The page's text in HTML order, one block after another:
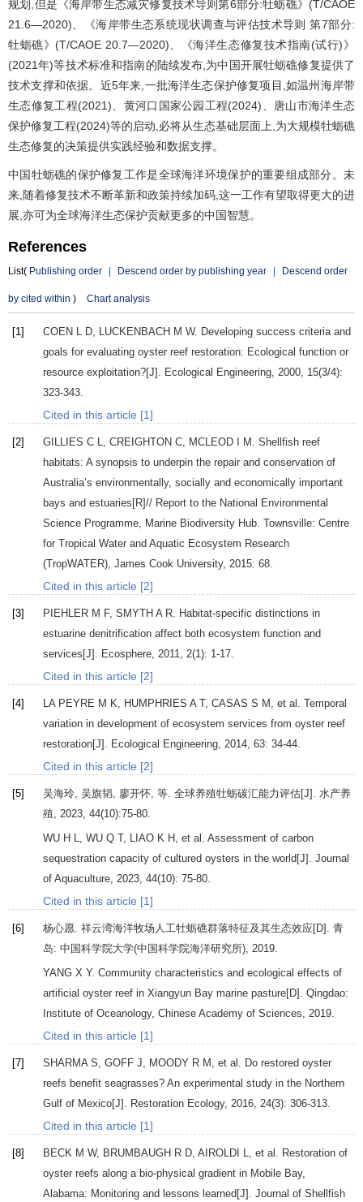
规划,但是《海岸带生态减灾修复技术导则第6部分:牡蛎礁》(T/CAOE
21.6—2020)、《海岸带生态系统现状调查与评估技术导则 第7部分:
牡蛎礁》(T/CAOE 20.7—2020)、《海洋生态修复技术指南(试行)》
(2021年)等技术标准和指南的陆续发布,为中国开展牡蛎礁修复提供了
技术支撑和依据。近5年来,一批海洋生态保护修复项目,如温州海岸带
生态修复工程(2021)、黄河口国家公园工程(2024)、唐山市海洋生态
保护修复工程(2024)等的启动,必将从生态基础层面上,为大规模牡蛎礁
生态修复的决策提供实践经验和数据支撑。
中国牡蛎礁的保护修复工作是全球海洋环境保护的重要组成部分。未
来,随着修复技术不断革新和政策持续加码,这一工作有望取得更大的进
展,亦可为全球海洋生态保护贡献更多的中国智慧。
References
List( Publishing order Descend order by publishing year Descend order
by cited within ) Chart analysis
[1] COEN L D, LUCKENBACH M W. Developing success criteria and
goals for evaluating oyster reef restoration: Ecological function or
resource exploitation?[J]. Ecological Engineering, 2000, 15(3/4):
323-343.
Cited in this article [1]
[2] GILLIES C L, CREIGHTON C, MCLEOD I M . Shellfish reef
habitats: A synopsis to underpin the repair and conservation of
Australia’s environmentally, socially and economically important
bays and estuaries[R]// Report to the National Environmental
Science Programme, Marine Biodiversity Hub. Townsville: Centre
for Tropical Water and Aquatic Ecosystem Research
(TropWATER), James Cook University, 2015: 68.
Cited in this article [2]
[3] PIEHLER M F, SMYTH A R. Habitat-specific distinctions in
estuarine denitrification affect both ecosystem function and
services[J]. Ecosphere, 2011, 2(1): 1-17.
Cited in this article [2]
[4] LA PEYRE M K, HUMPHRIES A T, CASAS S M , et al. Temporal
variation in development of ecosystem services from oyster reef
restoration[J]. Ecological Engineering, 2014, 63: 34-44.
Cited in this article [2]
[5] 吴海玲, 吴旗韬, 廖开怀, 等. 全球养殖牡蛎碳汇能力评估[J]. 水产养
殖, 2023, 44(10):75-80.
WU H L, WU Q T, LIAO K H , et al. Assessment of carbon
sequestration capacity of cultured oysters in the world[J]. Journal
of Aquaculture, 2023, 44(10): 75-80.
Cited in this article [1]
[6] 杨心愿. 祥云湾海洋牧场人工牡蛎礁群落特征及其生态效应[D]. 青
岛: 中国科学院大学(中国科学院海洋研究所), 2019.
YANG X Y. Community characteristics and ecological effects of
artificial oyster reef in Xiangyun Bay marine pasture[D]. Qingdao:
Institute of Oceanology, Chinese Academy of Sciences, 2019.
Cited in this article [1]
[7] SHARMA S, GOFF J, MOODY R M , et al. Do restored oyster
reefs benefit seagrasses? An experimental study in the Northern
Gulf of Mexico[J]. Restoration Ecology, 2016, 24(3): 306-313.
Cited in this article [1]
[8] BECK M W, BRUMBAUGH R D, AIROLDI L, et al. Restoration of
oyster reefs along a bio-physical gradient in Mobile Bay,
Alabama: Monitoring and lessons learned[J]. Journal of Shellfish